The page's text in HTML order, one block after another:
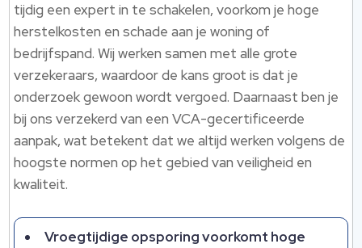
tijdig een expert in te schakelen, voorkom je hoge
herstelkosten en schade aan je woning of
bedrijfspand.​ Wij werken samen met alle grote
verzekeraars, waardoor de kans groot is dat je
onderzoek gewoon wordt vergoed.​ Daarnaast ben je
bij ons verzekerd van een VCA-gecertificeerde
aanpak, wat betekent dat we altijd werken volgens de
hoogste normen op het gebied van veiligheid en
kwaliteit.​
Vroegtijdige opsporing voorkomt hoge